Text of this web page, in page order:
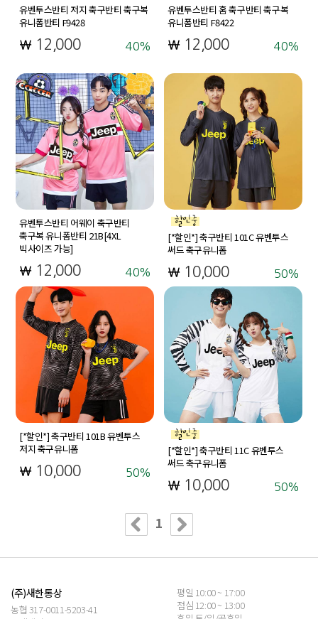
유벤투스반티 저지 축구반티 축구복
유니폼반티 F9428
12,000 40
유벤투스반티 홈 축구반티 축구복
유니폼반티 F8422
12,000 40
유벤투스반티 어웨이 축구반티
축구복 유니폼반티 21B[4XL
빅사이즈 가능]
12,000 40
[*할인*] 축구반티 101C 유벤투스
써드 축구유니폼
10,000 50
[*할인*] 축구반티 101B 유벤투스
저지 축구유니폼
10,000 50
[*할인*] 축구반티 11C 유벤투스
써드 축구유니폼
10,000 50
1
평일 10:00 ~ 17:00
점심 12:00 ~ 13:00
(주)새한통상
농협 317-0011-5203-41